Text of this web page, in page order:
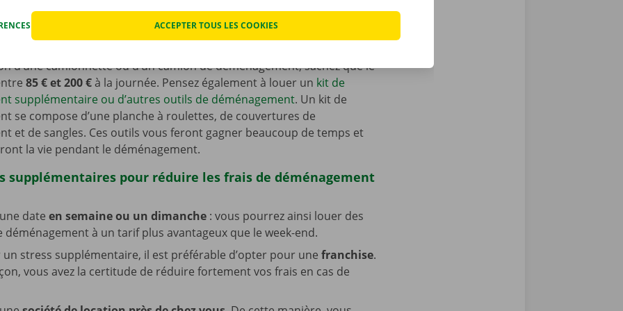
envisager d’opter pour un véhicule équipé d’un hayon élévateur
Vous avez besoin d’une voiture dotée d’un attache-remorque ?
d’une camionnette ou d’un camion de déménagement, sachez que le
85 € et 200 €à la journée. Pensez également à louer un kit de
supplémentaire ou d’autres outils de déménagement. Un kit de
se compose d’une planche à roulettes, de couvertures de
et de sangles. Ces outils vous feront gagner beaucoup de temps et
la vie pendant le déménagement.
supplémentaires pour réduire les frais de déménagement
date en semaine ou un dimanche: vous pourrez ainsi louer des
déménagement à un tarif plus avantageux que le week-end.
stress supplémentaire, il est préférable d’opter pour une franchise.
vous avez la certitude de réduire fortement vos frais en cas de
ACCEPTER TOUS LES COOKIES